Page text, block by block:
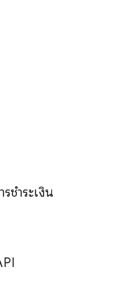
ชำระเงิน